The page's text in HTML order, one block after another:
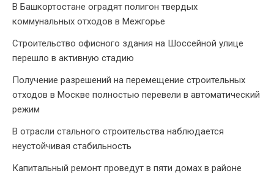
В Башкортостане оградят полигон твердых
коммунальных отходов в Межгорье
Строительство офисного здания на Шоссейной улице
перешло в активную стадию
Получение разрешений на перемещение строительных
отходов в Москве полностью перевели в автоматический
режим
В отрасли стального строительства наблюдается
неустойчивая стабильность
Капитальный ремонт проведут в пяти домах в районе